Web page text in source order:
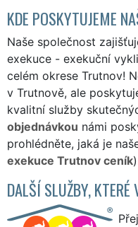
KDE POSKYTUJEME
Naše společnost
exekuce - exekuční
celém okrese Trutnov!
v Trutnově, ale
kvalitní služby
objednávkou námi
prohlédněte, jaká je
exekuce Trutnov ceník
DALŠÍ SLUŽBY,